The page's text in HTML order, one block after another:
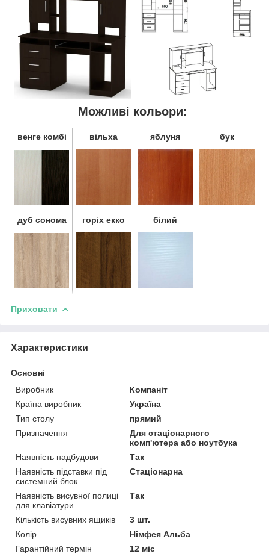
Можливі кольори:
венге комбі вільха яблуня бук
дуб сонома горіх екко білий
Приховати
Характеристики
Основні
Виробник
Компаніт
Країна виробник
Україна
Тип столу
прямий
Призначення
Для стаціонарного
комп'ютера або ноутбука
Наявність надбудови
Так
Наявність підставки під
системний блок
Стаціонарна
Наявність висувної полиці
для клавіатури
Так
Кількість висувних ящиків
3 шт.
Колір
Німфея Альба
Гарантійний термін
12 міс